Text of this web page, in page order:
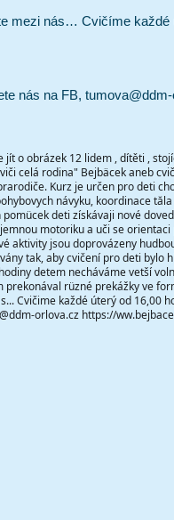
mezi nás… Cvičíme každé
nás na FB,